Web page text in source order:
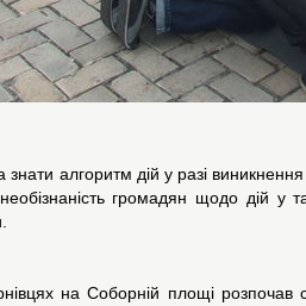
алгоритм дій у разі
громадян щодо дій у
на Соборній площі розпочав